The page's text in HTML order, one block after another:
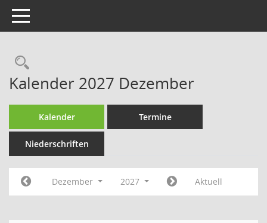
Toggle navigation
Rechercheauswahl
Kalender 2027 Dezember
Kalender Termine
Niederschriften
Dezember 2027 Aktuell